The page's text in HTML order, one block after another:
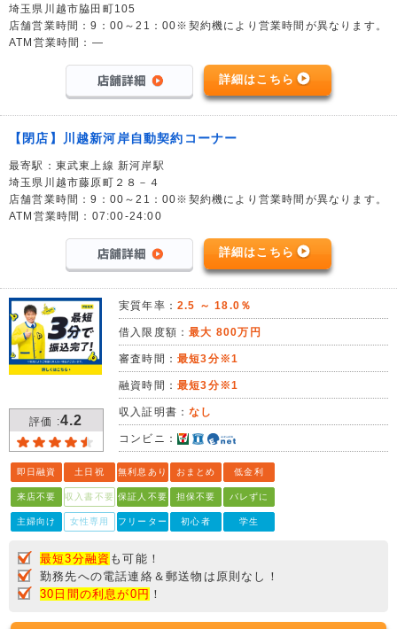
埼玉県川越市脇田町105
店舗営業時間：9：00～21：00※契約機により営業時間が異なります。
ATM営業時間：―
詳細はこちら
【閉店】川越新河岸自動契約コーナー
最寄駅：東武東上線 新河岸駅
埼玉県川越市藤原町２８－４
店舗営業時間：9：00～21：00※契約機により営業時間が異なります。
ATM営業時間：07:00-24:00
詳細はこちら
評価 :4.2
実質年率： 2.5 ～ 18.0％
借入限度額：最大 800万円
審査時間： 最短3分※1
融資時間： 最短3分※1
収入証明書：なし
コンビニ：
即日融資 土日祝 無利息あり おまとめ 低金利
来店不要 収入書不要 保証人不要 担保不要 バレずに
主婦向け 女性専用 フリーター 初心者 学生
最短3分融資 も可能！
勤務先への電話連絡＆郵送物は原則なし！
30日間の利息が0円 ！